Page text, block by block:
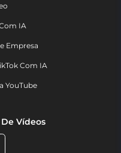
IA
Empresa
Com IA
YouTube
Vídeos